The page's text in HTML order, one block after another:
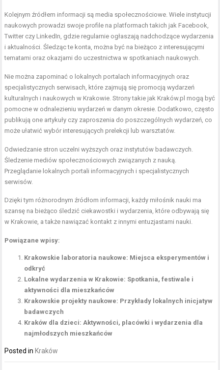
Kolejnym źródłem informacji są media społecznościowe. Wiele instytucji
naukowych prowadzi swoje profile na platformach takich jak Facebook,
Twitter czy LinkedIn, gdzie regularnie ogłaszają nadchodzące wydarzenia
i aktualności. Śledząc te konta, można być na bieżąco z interesującymi
tematami oraz okazjami do uczestnictwa w spotkaniach naukowych.
Nie można zapominać o lokalnych portalach informacyjnych oraz
specjalistycznych serwisach, które zajmują się promocją wydarzeń
kulturalnych i naukowych w Krakowie. Strony takie jak Kraków.pl mogą być
pomocne w odnalezieniu wydarzeń w danym okresie. Dodatkowo, często
publikują one artykuły czy zaproszenia do poszczególnych wydarzeń, co
może ułatwić wybór interesujących prelekcji lub warsztatów.
Odwiedzanie stron uczelni wyższych oraz instytutów badawczych.
Śledzenie mediów społecznościowych związanych z nauką.
Przeglądanie lokalnych portali informacyjnych i specjalistycznych
serwisów.
Dzięki tym różnorodnym źródłom informacji, każdy miłośnik nauki ma
szansę na bieżąco śledzić ciekawostki i wydarzenia, które odbywają się
w Krakowie, a także nawiązać kontakt z innymi entuzjastami nauki.
Powiązane wpisy:
Krakowskie laboratoria naukowe: Miejsca eksperymentów i
odkryć
Lokalne wydarzenia w Krakowie: Spotkania, festiwale i
aktywności dla mieszkańców
Krakowskie projekty naukowe: Przykłady lokalnych inicjatyw
badawczych
Kraków dla dzieci: Aktywności, placówki i wydarzenia dla
najmłodszych mieszkańców
Posted inKraków